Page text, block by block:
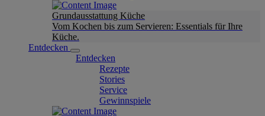
Grundausstattung Küche
Vom Kochen bis zum Servieren: Essentials für Ihre
Küche.
Entdecken
Entdecken
Rezepte
Stories
Service
Gewinnspiele